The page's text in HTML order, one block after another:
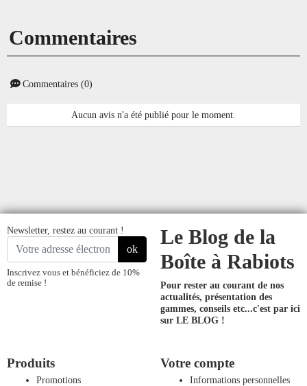
Commentaires
Commentaires (0)
Aucun avis n'a été publié pour le moment.
Newsletter, restez au courant !
ok
Inscrivez vous et bénéficiez de 10%
de remise !
Le Blog de la
Boîte à Rabiots
Pour rester au courant de nos
actualités, présentation des
gammes, conseils etc...c'est par ici
sur LE BLOG !
Produits
Promotions
Votre compte
Informations personnelles